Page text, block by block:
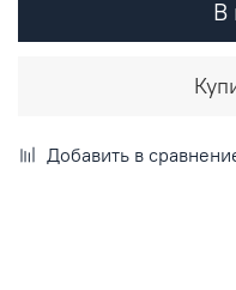
В
Добавить в